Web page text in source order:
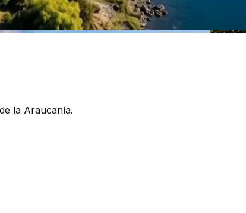
la Araucanía.